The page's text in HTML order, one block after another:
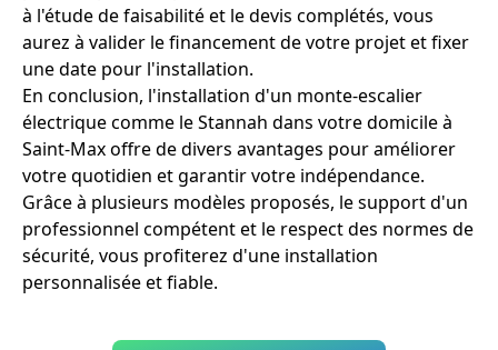
à l'étude de faisabilité et le devis complétés, vous
aurez à valider le financement de votre projet et fixer
une date pour l'installation.
En conclusion, l'installation d'un monte-escalier
électrique comme le Stannah dans votre domicile à
Saint-Max offre de divers avantages pour améliorer
votre quotidien et garantir votre indépendance.
Grâce à plusieurs modèles proposés, le support d'un
professionnel compétent et le respect des normes de
sécurité, vous profiterez d'une installation
personnalisée et fiable.